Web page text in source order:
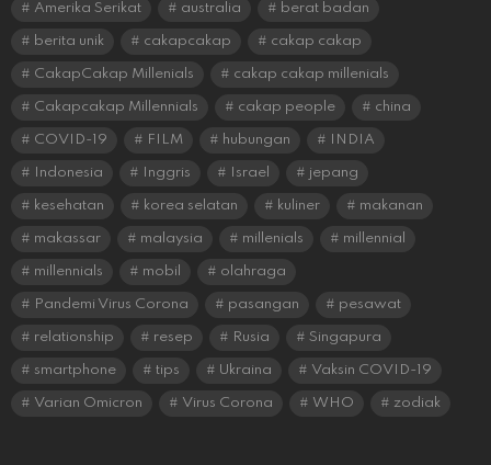
Amerika Serikat australia berat badan
berita unik cakapcakap cakap cakap
CakapCakap Millenials cakap cakap millenials
Cakapcakap Millennials cakap people china
COVID-19 FILM hubungan INDIA
Indonesia Inggris Israel jepang
kesehatan korea selatan kuliner makanan
makassar malaysia millenials millennial
millennials mobil olahraga
Pandemi Virus Corona pasangan pesawat
relationship resep Rusia Singapura
smartphone tips Ukraina Vaksin COVID-19
Varian Omicron Virus Corona WHO zodiak